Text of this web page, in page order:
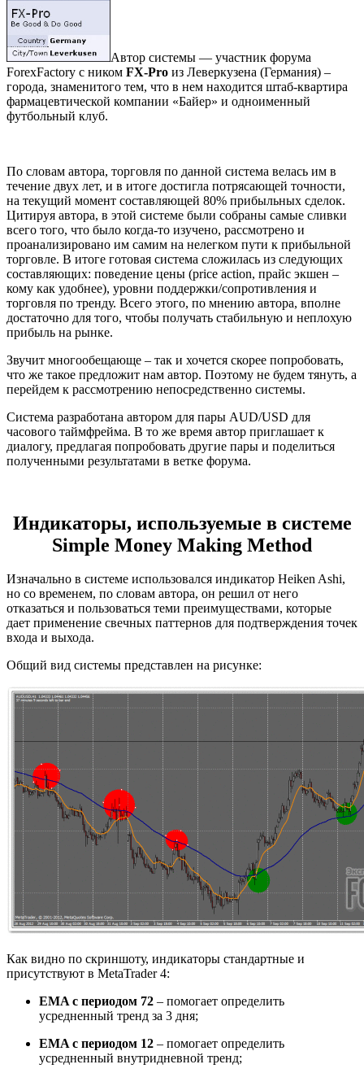
Автор системы — участник форума
ForexFactory с ником FX-Pro из Леверкузена (Германия) –
города, знаменитого тем, что в нем находится штаб-квартира
фармацевтической компании «Байер» и одноименный
футбольный клуб.
По словам автора, торговля по данной система велась им в
течение двух лет, и в итоге достигла потрясающей точности,
на текущий момент составляющей 80% прибыльных сделок.
Цитируя автора, в этой системе были собраны самые сливки
всего того, что было когда-то изучено, рассмотрено и
проанализировано им самим на нелегком пути к прибыльной
торговле. В итоге готовая система сложилась из следующих
составляющих: поведение цены (price action, прайс экшен –
кому как удобнее), уровни поддержки/сопротивления и
торговля по тренду. Всего этого, по мнению автора, вполне
достаточно для того, чтобы получать стабильную и неплохую
прибыль на рынке.
Звучит многообещающе – так и хочется скорее попробовать,
что же такое предложит нам автор. Поэтому не будем тянуть, а
перейдем к рассмотрению непосредственно системы.
Система разработана автором для пары AUD/USD для
часового таймфрейма. В то же время автор приглашает к
диалогу, предлагая попробовать другие пары и поделиться
полученными результатами в ветке форума.
Индикаторы, используемые в системе
Simple Money Making Method
Изначально в системе использовался индикатор Heiken Ashi,
но со временем, по словам автора, он решил от него
отказаться и пользоваться теми преимуществами, которые
дает применение свечных паттернов для подтверждения точек
входа и выхода.
Общий вид системы представлен на рисунке:
Как видно по скриншоту, индикаторы стандартные и
присутствуют в MetaTrader 4:
EMA с периодом 72 – помогает определить
усредненный тренд за 3 дня;
EMA с периодом 12 – помогает определить
усредненный внутридневной тренд;